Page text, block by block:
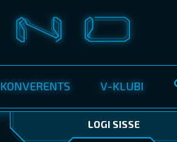
KONVERENTS V-KLUBI
LOGI SISSE